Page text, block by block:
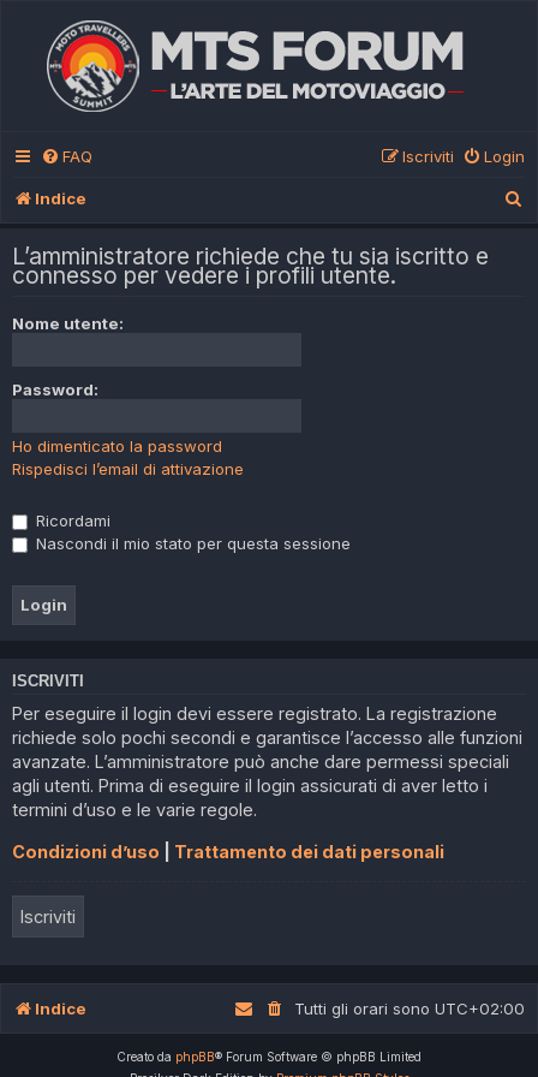
FAQ Login
Iscriviti
Indice
L’amministratore richiede che tu sia iscritto e
connesso per vedere i profili utente.
Nome utente:
Password:
Ho dimenticato la password
Rispedisci l’email di attivazione
Ricordami
Nascondi il mio stato per questa sessione
ISCRIVITI
Per eseguire il login devi essere registrato. La registrazione
richiede solo pochi secondi e garantisce l’accesso alle funzioni
avanzate. L’amministratore può anche dare permessi speciali
agli utenti. Prima di eseguire il login assicurati di aver letto i
termini d’uso e le varie regole.
Condizioni d’uso Trattamento dei dati personali
Iscriviti
Indice Tutti gli orari sono UTC+02:00
Creato da phpBB® Forum Software © phpBB Limited